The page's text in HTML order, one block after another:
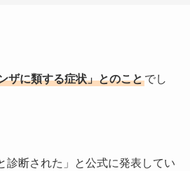
ザに類する症状」とのことでし
診断された」と公式に発表してい